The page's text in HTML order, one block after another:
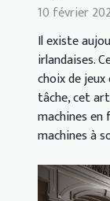
10 février
Il existe
irlandaises.
choix de
tâche, cet
machines
machines à